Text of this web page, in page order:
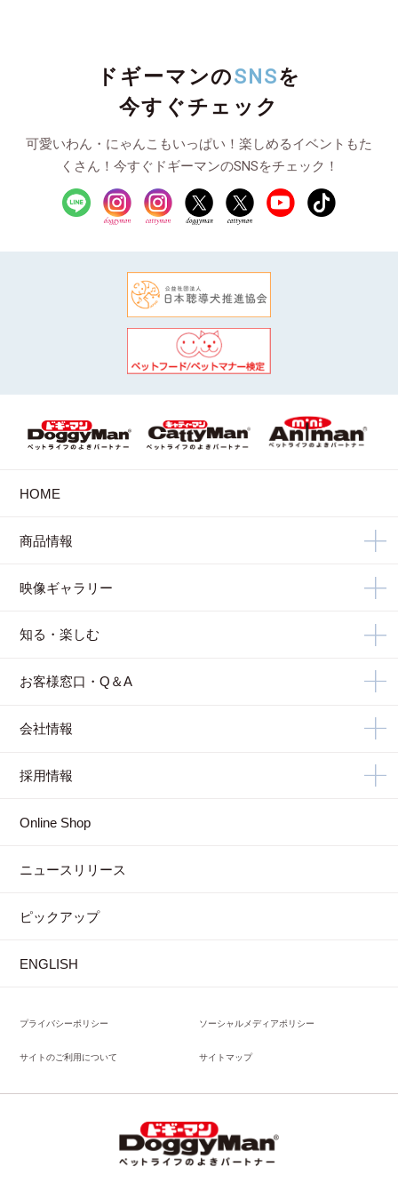
ドギーマンのSNSを
今すぐチェック
可愛いわん・にゃんこもいっぱい！楽しめるイベントもた
くさん！今すぐドギーマンのSNSをチェック！
HOME
商品情報
映像ギャラリー
知る・楽しむ
お客様窓口・Q＆A
会社情報
採用情報
Online Shop
ニュースリリース
ピックアップ
ENGLISH
プライバシーポリシー ソーシャルメディアポリシー
サイトのご利用について サイトマップ